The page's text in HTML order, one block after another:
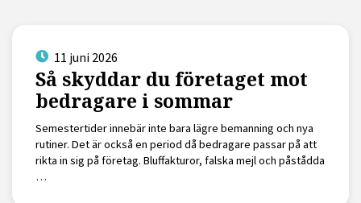
11 juni 2026
Så skyddar du företaget mot
bedragare i sommar
Semestertider innebär inte bara lägre bemanning och nya
rutiner. Det är också en period då bedragare passar på att
rikta in sig på företag. Bluffakturor, falska mejl och påstådda
…